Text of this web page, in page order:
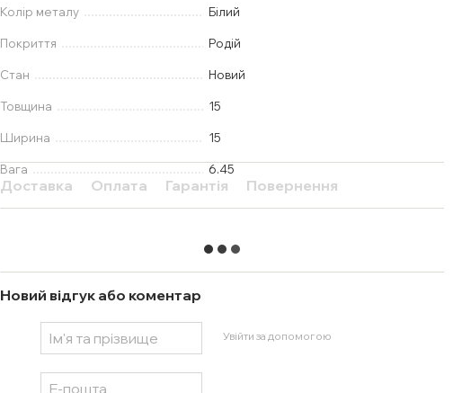
Колір металу Білий
Покриття Родій
Стан Новий
Товщина 15
Ширина 15
Вага 6.45
Доставка Оплата Гарантія Повернення
Новий відгук або коментар
Увійти за допомогою